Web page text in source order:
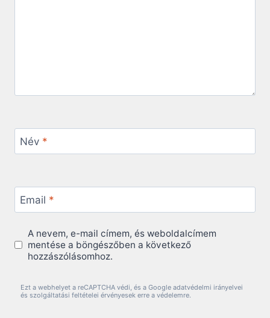
Név *
Email *
A nevem, e-mail címem, és weboldalcímem
mentése a böngészőben a következő
hozzászólásomhoz.
Ezt a webhelyet a reCAPTCHA védi, és a Google adatvédelmi irányelvei
és szolgáltatási feltételei érvényesek erre a védelemre.